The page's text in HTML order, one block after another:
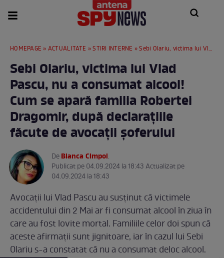
HOMEPAGE » ACTUALITATE »STIRI INTERNE » Sebi Olariu, victima lui Vlad Pascu, nu a consumat alcool! Cum se apară familia Robertei Dragomir, după declarațiile făcute de avocații șoferului
Sebi Olariu, victima lui Vlad
Pascu, nu a consumat alcool!
Cum se apară familia Robertei
Dragomir, după declarațiile
făcute de avocații șoferului
DeBianca Cimpoi.
Publicat pe 04.09.2024 la 18:43 Actualizat pe
04.09.2024 la 18:43
Avocații lui Vlad Pascu au susținut că victimele
accidentului din 2 Mai ar fi consumat alcool în ziua în
care au fost lovite mortal. Familiile celor doi spun că
aceste afirmații sunt jignitoare, iar în cazul lui Sebi
Olariu s-a constatat că nu a consumat deloc alcool.